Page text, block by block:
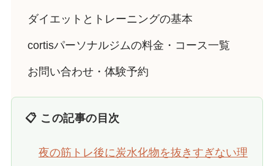
ダイエットとトレーニングの基本
cortisパーソナルジムの料金・コース一覧
お問い合わせ・体験予約
📋 この記事の目次
夜の筋トレ後に炭水化物を抜きすぎない理